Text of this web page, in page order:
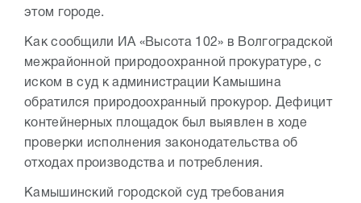
этом городе.
Как сообщили ИА «Высота 102» в Волгоградской
межрайонной природоохранной прокуратуре, с
иском в суд к администрации Камышина
обратился природоохранный прокурор. Дефицит
контейнерных площадок был выявлен в ходе
проверки исполнения законодательства об
отходах производства и потребления.
Камышинский городской суд требования